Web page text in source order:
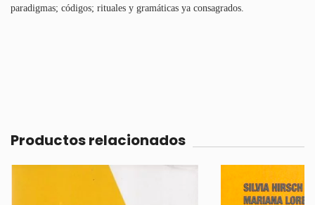
paradigmas; códigos; rituales y gramáticas ya consagrados.
Productos relacionados